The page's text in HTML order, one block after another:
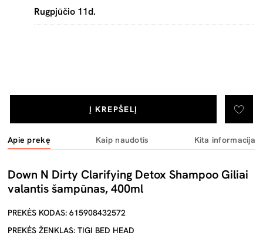
Į KREPŠELĮ
Rugpjūčio 11d.
Apie prekę Kaip naudotis Kita informacija
Down N Dirty Clarifying Detox Shampoo Giliai
valantis šampūnas, 400ml
PREKĖS KODAS: 615908432572
PREKĖS ŽENKLAS: TIGI BED HEAD